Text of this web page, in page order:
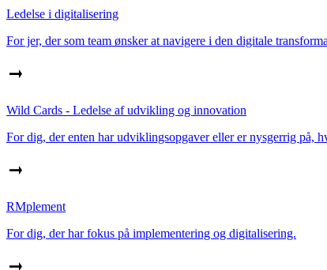
Ledelse i digitalisering
For jer, der som team ønsker at navigere i den digitale
Wild Cards - Ledelse af udvikling og innovation
For dig, der enten har udviklingsopgaver eller er nysgerrig på,
RMplement
For dig, der har fokus på implementering og digitalisering.